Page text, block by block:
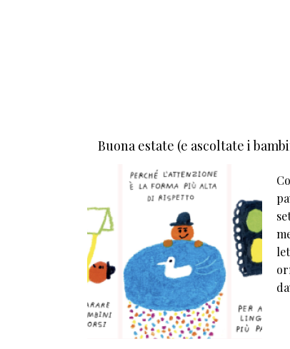
Buona estate (e ascoltate i